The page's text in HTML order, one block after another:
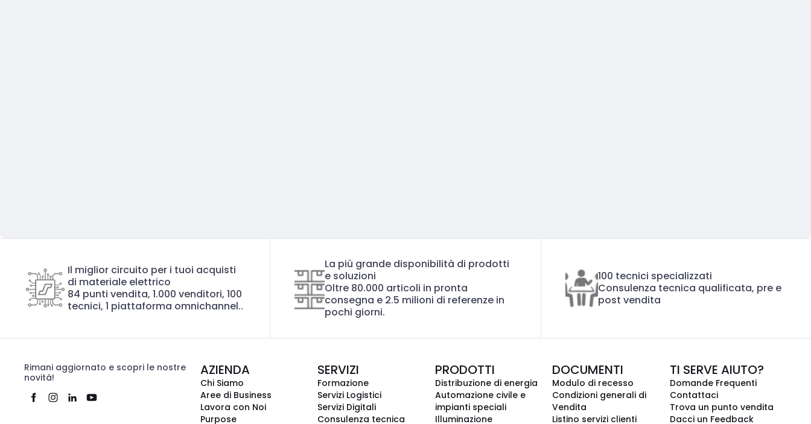
Il miglior circuito per i tuoi acquisti
di materiale elettrico
84 punti vendita, 1.000 venditori, 100
tecnici, 1 piattaforma omnichannel..
La più grande disponibilità di prodotti
e soluzioni
Oltre 80.000 articoli in pronta
consegna e 2.5 milioni di referenze in
pochi giorni.
100 tecnici specializzati
Consulenza tecnica qualificata, pre e
post vendita
Rimani aggiornato e scopri le nostre
novità!
AZIENDA
Chi Siamo
Aree di Business
Lavora con Noi
Purpose
SERVIZI
Formazione
Servizi Logistici
Servizi Digitali
Consulenza tecnica
PRODOTTI
Distribuzione di energia
Automazione civile e
impianti speciali
Illuminazione
DOCUMENTI
Modulo di recesso
Condizioni generali di
Vendita
Listino servizi clienti
TI SERVE AIUTO?
Domande Frequenti
Contattaci
Trova un punto vendita
Dacci un Feedback